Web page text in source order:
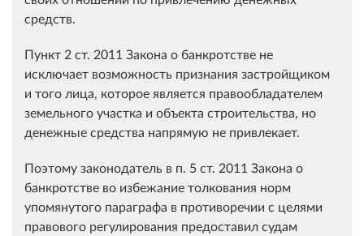
средств.
Пункт 2 ст. 2011 Закона о банкротстве не
исключает возможность признания застройщиком
и того лица, которое является правообладателем
земельного участка и объекта строительства, но
денежные средства напрямую не привлекает.
Поэтому законодатель в п. 5 ст. 2011 Закона о
банкротстве во избежание толкования норм
упомянутого параграфа в противоречии с целями
правового регулирования предоставил судам